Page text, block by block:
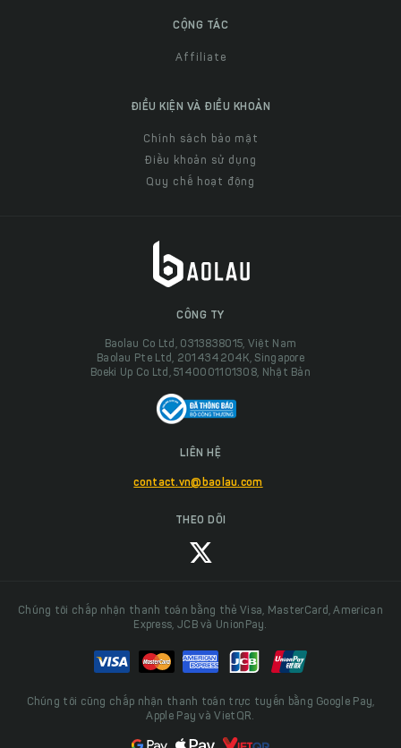
CỘNG TÁC
Affiliate
ĐIỀU KIỆN VÀ ĐIỀU KHOẢN
Chính sách bảo mật
Điều khoản sử dụng
Quy chế hoạt động
CÔNG TY
Baolau Co Ltd, 0313838015, Việt Nam
Baolau Pte Ltd, 201434204K, Singapore
Boeki Up Co Ltd, 5140001101308, Nhật Bản
LIÊN HỆ
contact.vn@baolau.com
THEO DÕI
Chúng tôi chấp nhận thanh toán bằng thẻ Visa, MasterCard, American
Express, JCB và UnionPay.
Chúng tôi cũng chấp nhận thanh toán trực tuyến bằng Google Pay,
Apple Pay và VietQR.